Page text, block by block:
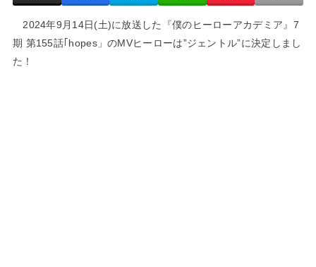
2024年9月14日(土)に放送した『僕のヒーローアカデミア』7
期 第155話｢hopes」のMVヒーローは”ジェントル”に決定しまし
た！